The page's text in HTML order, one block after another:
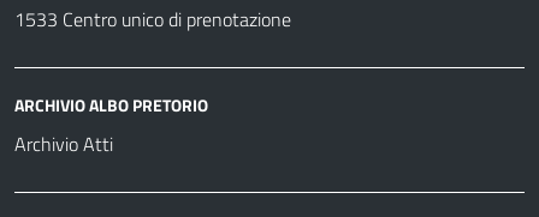
1533 Centro unico di prenotazione
ARCHIVIO ALBO PRETORIO
Archivio Atti